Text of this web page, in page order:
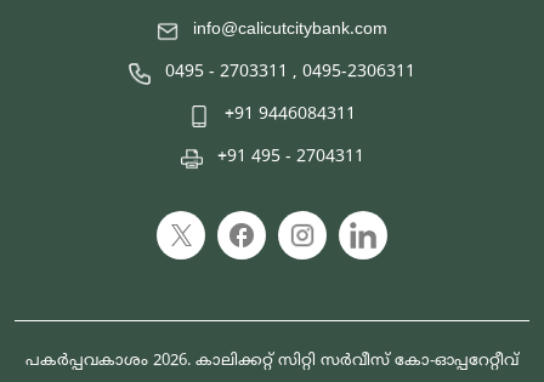
info@calicutcitybank.com
0495 - 2703311 , 0495-2306311
+91 9446084311
+91 495 - 2704311
പകർപ്പവകാശം 2026. കാലിക്കറ്റ് സിറ്റി സർവീസ് കോ-ഓപ്പറേറ്റീവ്